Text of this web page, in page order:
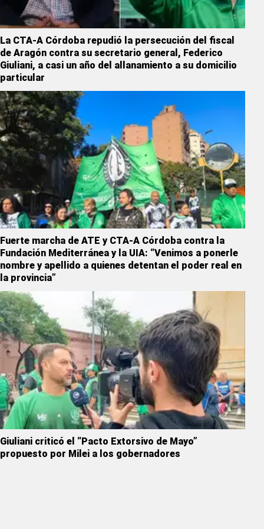
La CTA-A Córdoba repudió la persecución del fiscal
de Aragón contra su secretario general, Federico
Giuliani, a casi un año del allanamiento a su domicilio
particular
Fuerte marcha de ATE y CTA-A Córdoba contra la
Fundación Mediterránea y la UIA: “Venimos a ponerle
nombre y apellido a quienes detentan el poder real en
la provincia”
Giuliani criticó el “Pacto Extorsivo de Mayo”
propuesto por Milei a los gobernadores